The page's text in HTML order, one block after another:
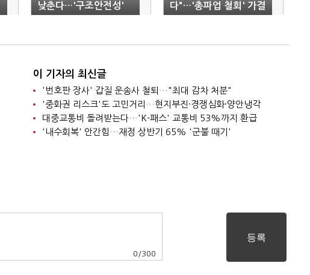
낮춘다…'구조안전성'
가중치 50%→30%
다"…'총파업 철회' 가결
(종합)
이 기자의 최신글
'번호판 장사' 갑질 운송사 철퇴…"최대 감차 처분"
'중화권 리스크'도 고민거리…현지부진·경쟁심화·양안냉각
대중교통비 돌려받는다…'K-패스' 교통비 53%까지 환급
'내수회복' 안간힘…재정 상반기 65% '군불 때기'
0 /300